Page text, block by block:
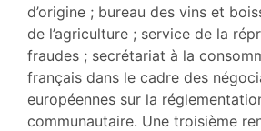
d’origine ; bureau des vins et
de l’agriculture ; service de la
fraudes ; secrétariat à la
français dans le cadre des
européennes sur la
communautaire. Une troisième